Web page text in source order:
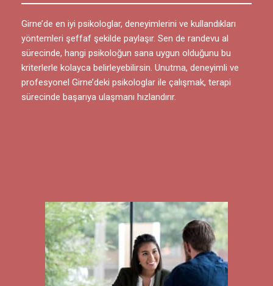
Girne’de en iyi psikologlar, deneyimlerini ve kullandıkları
yöntemleri şeffaf şekilde paylaşır. Sen de randevu al
sürecinde, hangi psikoloğun sana uygun olduğunu bu
kriterlerle kolayca belirleyebilirsin. Unutma, deneyimli ve
profesyonel Girne’deki psikologlar ile çalışmak, terapi
sürecinde başarıya ulaşmanı hızlandırır.